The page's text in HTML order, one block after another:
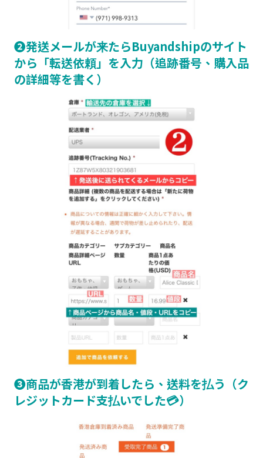
❷発送メールが来たらBuyandshipのサイト
から「転送依頼」を入力（追跡番号、購入品
の詳細等を書く）
❸商品が香港が到着したら、送料を払う（ク
レジットカード支払いでした💳）